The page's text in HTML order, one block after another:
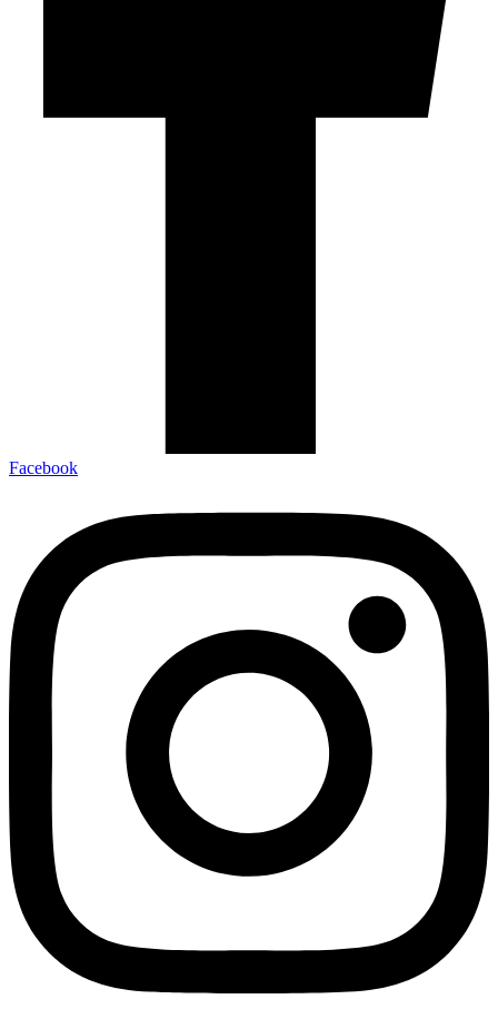
Facebook